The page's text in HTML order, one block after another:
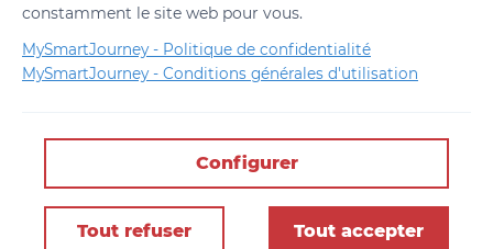
2026 - Propulsé par
v3.123.0
Conditions d'utilisation
Signaler ce contenu
constamment le site web pour vous.
MySmartJourney - Politique de confidentialité
MySmartJourney - Conditions générales d'utilisation
Configurer
Tout refuser Tout accepter